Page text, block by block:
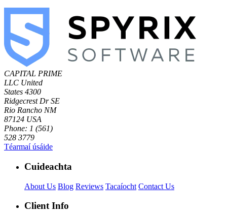
CAPITAL PRIME
LLC United
States 4300
Ridgecrest Dr SE
Rio Rancho NM
87124 USA
Phone: 1 (561)
528 3779
Téarmaí úsáide
Cuideachta
About Us Blog Reviews Tacaíocht Contact Us
Client Info